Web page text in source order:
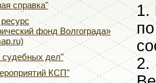
справка"
фонд Волгограда»
судебных дел"
КСП"
​1.
2.